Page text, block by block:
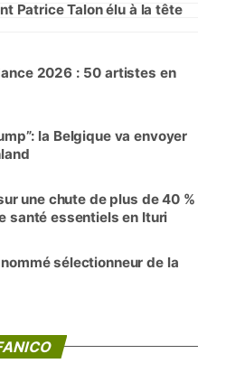
Patrice Talon élu à la tête
2026 : 50 artistes en
la Belgique va envoyer
une chute de plus de 40 %
santé essentiels en Ituri
sélectionneur de la